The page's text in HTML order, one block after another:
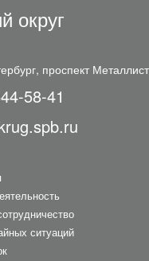
округ
проспект
58-41
ситуаций